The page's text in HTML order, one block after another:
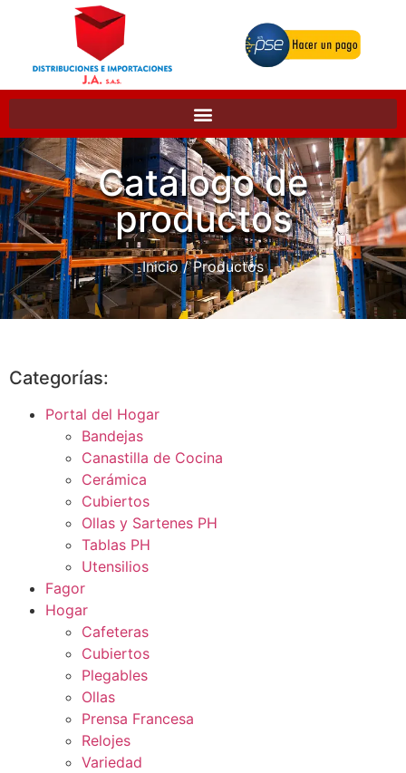
Catálogo de
productos
Inicio/ Productos
Categorías:
Portal del Hogar
Bandejas
Canastilla de Cocina
Cerámica
Cubiertos
Ollas y Sartenes PH
Tablas PH
Utensilios
Fagor
Hogar
Cafeteras
Cubiertos
Plegables
Ollas
Prensa Francesa
Relojes
Variedad